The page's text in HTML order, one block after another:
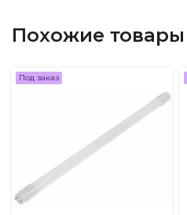
Похожие товары
Под заказ